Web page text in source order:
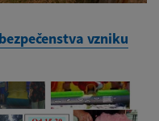
vzniku